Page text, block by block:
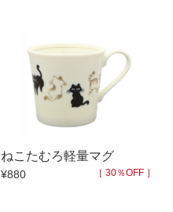
ねこたむろ軽量マグ
¥880 ［ 30％OFF ］